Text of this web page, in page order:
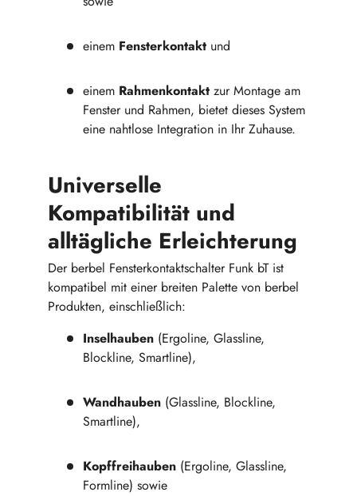
einem Fensterkontakt und
einem Rahmenkontakt zur Montage am
Fenster und Rahmen, bietet dieses System
eine nahtlose Integration in Ihr Zuhause.
Universelle
Kompatibilität und
alltägliche Erleichterung
Der berbel Fensterkontaktschalter Funk bT ist
kompatibel mit einer breiten Palette von berbel
Produkten, einschließlich:
Inselhauben (Ergoline, Glassline,
Blockline, Smartline),
Wandhauben (Glassline, Blockline,
Smartline),
Kopffreihauben (Ergoline, Glassline,
Formline) sowie